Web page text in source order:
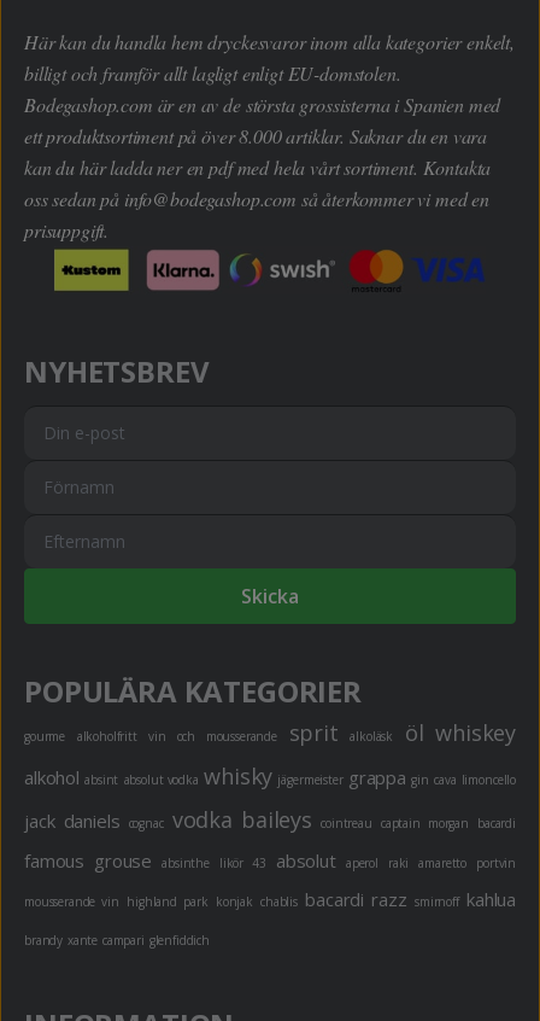
Här kan du handla hem dryckesvaror inom alla kategorier enkelt,
billigt och framför allt lagligt enligt EU-domstolen.
Bodegashop.com är en av de största grossisterna i Spanien med
ett produktsortiment på över 8.000 artiklar. Saknar du en vara
kan du här ladda ner en pdf med hela vårt sortiment. Kontakta
oss sedan på info@bodegashop.com så återkommer vi med en
prisuppgift.
NYHETSBREV
Skicka
POPULÄRA KATEGORIER
gourme alkoholfritt vin och mousserande sprit alkoläsk öl whiskey
alkohol absint absolut vodka whisky jägermeister grappa gin cava limoncello
jack daniels cognac vodka baileys cointreau captain morgan bacardi
famous grouse absinthe likör 43 absolut aperol raki amaretto portvin
mousserande vin highland park konjak chablis bacardi razz smirnoff kahlua
brandy xante campari glenfiddich